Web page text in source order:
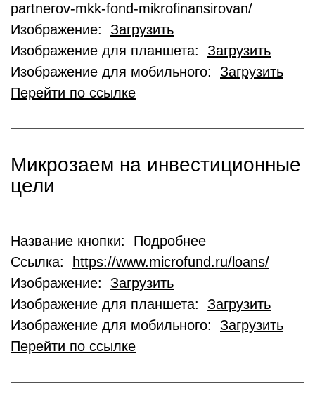
partnerov-mkk-fond-mikrofinansirovan/
Изображение: Загрузить
Изображение для планшета: Загрузить
Изображение для мобильного: Загрузить
Перейти по ссылке
Микрозаем на инвестиционные
цели
Название кнопки: Подробнее
Ссылка:
https://www.microfund.ru/loans/
Изображение: Загрузить
Изображение для планшета: Загрузить
Изображение для мобильного: Загрузить
Перейти по ссылке